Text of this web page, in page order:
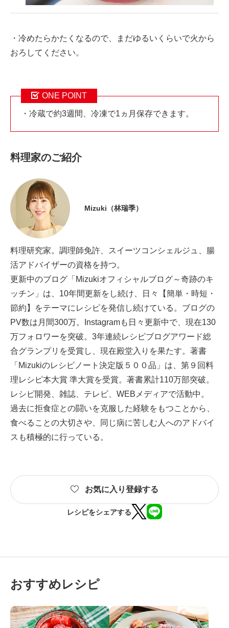
・冷めたらかたくなるので、まだゆるいくらいで火から
おろしてください。
ONE POINT
・冷蔵で約3週間、冷凍で1ヵ月保存できます。
料理家のご紹介
Mizuki（林瑞季）
料理研究家。調理師免許、スイーツコンシェルジュ、腸
活アドバイザーの資格を持つ。
更新中のブログ「Mizukiオフィシャルブログ～奇跡のキ
ッチン」は、10年間更新をし続け、日々【簡単・時短・
節約】をテーマにレシピを発信し続けている。ブログの
PV数は月間300万。Instagramも日々更新中で、現在130
万フォロワーを突破。3年連続レシピブログアワード総
合グランプリを受賞し、現在殿堂入りを果たす。著書
「Mizukiのレシピノート決定版５００品」は、第９回料
理レシピ本大賞 準大賞を受賞。著書累計110万部突破。
レシピ開発、雑誌、テレビ、WEBメディアで活動中。
過去に拒食症との闘いを克服した経験をもつことから、
食べることの大切さや、同じ病に苦しむ人へのアドバイ
スも積極的に行っている。
お気に入り登録する
レシピをシェアする
おすすめレシピ